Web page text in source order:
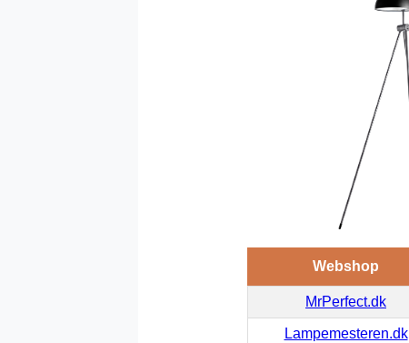
Webshop
MrPerfect.dk
Lampemesteren.dk